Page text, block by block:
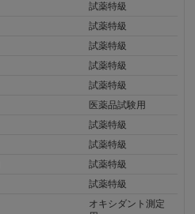
試薬特級
試薬特級
試薬特級
試薬特級
試薬特級
医薬品試験用
試薬特級
試薬特級
試薬特級
試薬特級
オキシダント測定